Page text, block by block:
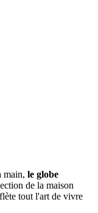
main, le globe
de la maison
tout l'art de vivre